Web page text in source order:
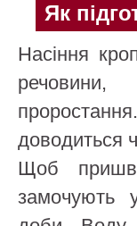
Як
Насіння
доводиться
Щоб
замочують